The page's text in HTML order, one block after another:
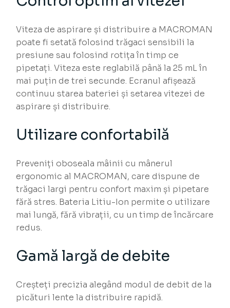
Viteza de aspirare și distribuire a MACROMAN
poate fi setată folosind trăgaci sensibili la
presiune sau folosind rotița în timp ce
pipetați. Viteza este reglabilă până la 25 mL în
mai puțin de trei secunde. Ecranul afișează
continuu starea bateriei și setarea vitezei de
aspirare și distribuire.
Utilizare confortabilă
Preveniți oboseala mâinii cu mânerul
ergonomic al MACROMAN, care dispune de
trăgaci largi pentru confort maxim și pipetare
fără stres. Bateria Litiu-Ion permite o utilizare
mai lungă, fără vibrații, cu un timp de încărcare
redus.
Gamă largă de debite
Creșteți precizia alegând modul de debit de la
picături lente la distribuire rapidă.